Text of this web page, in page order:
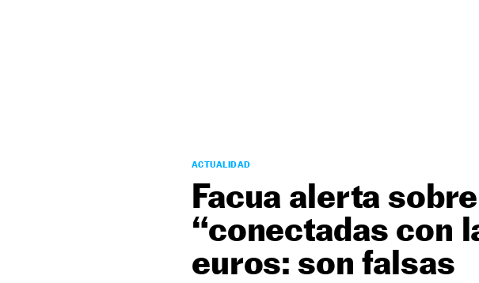
ACTUALIDAD
Facua alerta
“conectadas con
euros: son falsas